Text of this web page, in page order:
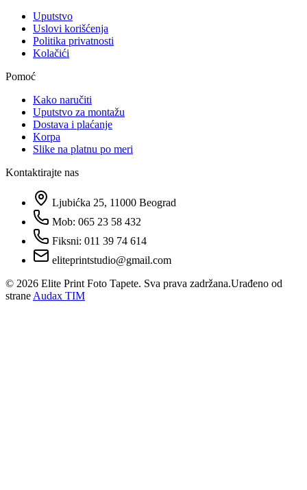
Uputstvo
Uslovi korišćenja
Politika privatnosti
Kolačići
Pomoć
Kako naručiti
Uputstvo za montažu
Dostava i plaćanje
Korpa
Slike na platnu po meri
Kontaktirajte nas
Ljubićka 25, 11000 Beograd
Mob: 065 23 58 432
Fiksni: 011 39 74 614
eliteprintstudio@gmail.com
© 2026 Elite Print Foto Tapete. Sva prava zadržana.Urađeno od
strane Audax TIM